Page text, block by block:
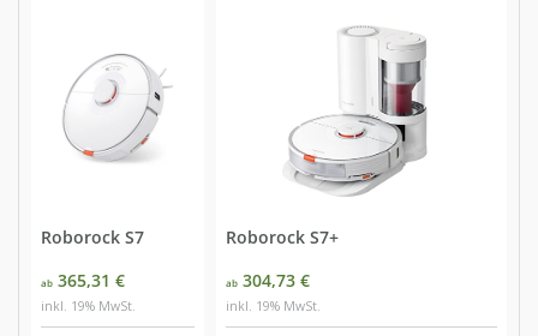
Roborock S7 Roborock S7+
ab 365,31 €
inkl. 19% MwSt.
ab 304,73 €
inkl. 19% MwSt.